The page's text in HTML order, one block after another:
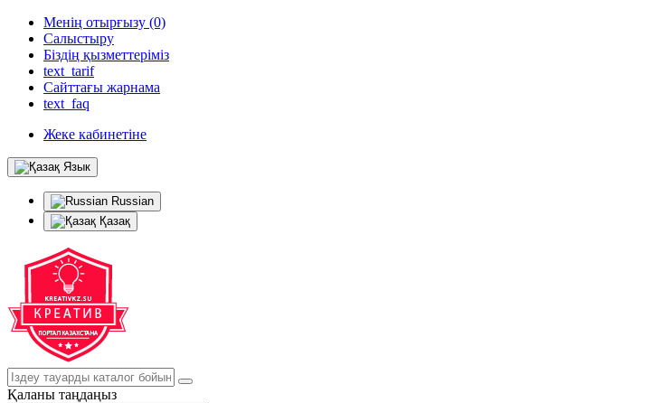
Менің отырғызу (0)
Салыстыру
Біздің қызметтеріміз
text_tarif
Сайттағы жарнама
text_faq
Жеке кабинетіне
Язык
Russian
Қазақ
Қаланы таңдаңыз